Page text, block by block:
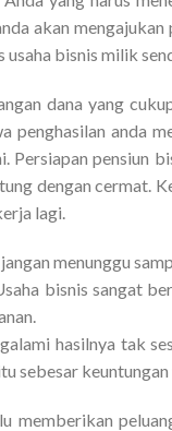
akan mengajukan
bisnis milik
dana yang
penghasilan anda
Persiapan pensiun
dengan cermat.
lagi.
menunggu
bisnis sangat
hasilnya tak
sebesar
memberikan